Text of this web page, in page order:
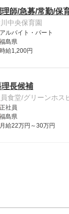
理師/急募/常勤/保
中央保育園
アルバイト・パート
福島県
時給1,200円
理長候補
食堂/グリーンホス
正社員
福島県
月給22万円～30万円